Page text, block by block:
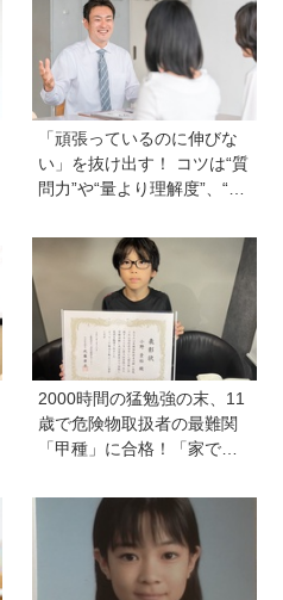
「頑張っているのに伸びな
い」を抜け出す！ コツは“質
問力”や“量より理解度”、“面
験の専門家に聞く、伸びる
学び方と親のサポート術
2000時間の猛勉強の末、11
歳で危険物取扱者の最難関
「甲種」に合格！「家で両
もやらなきゃと思った」